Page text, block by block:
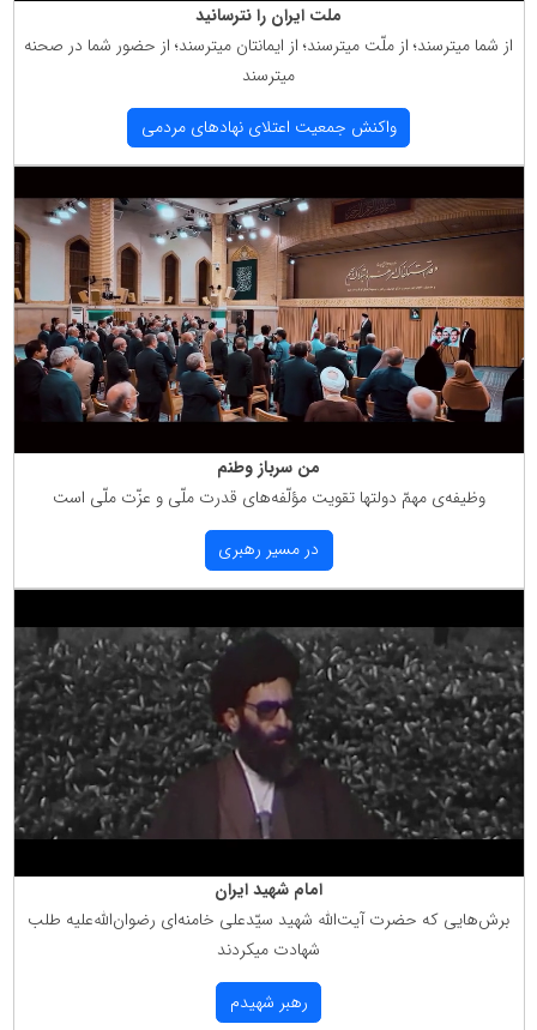
ملت ایران را نترسانید
از شما میترسند؛ از ملّت میترسند؛ از ایمانتان میترسند؛ از حضور شما در صحنه
میترسند
واكنش جمعیت اعتلای نهادهای مردمی
من سرباز وطنم
وظیفه‌ی مهمّ دولتها تقویت مؤلّفه‌های قدرت ملّی و عزّت ملّی است
در مسیر رهبری
امام شهید ایران
برش‌هایی كه حضرت آیت‌الله شهید سیّدعلی خامنه‌ای رضوان‌الله‌علیه طلب
شهادت میكردند
رهبر شهیدم